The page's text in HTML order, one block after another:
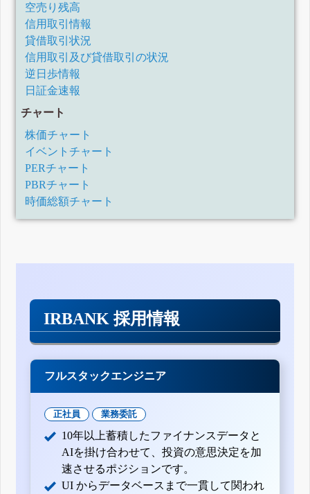
空売り残高
信用取引情報
貸借取引状況
信用取引及び貸借取引の状況
逆日歩情報
日証金速報
チャート
株価チャート
イベントチャート
PERチャート
PBRチャート
時価総額チャート
IRBANK 採用情報
フルスタックエンジニア
正社員 業務委託
10年以上蓄積したファイナンスデータと
AIを掛け合わせて、投資の意思決定を加
速させるポジションです。
UI からデータベースまで一貫して関われ